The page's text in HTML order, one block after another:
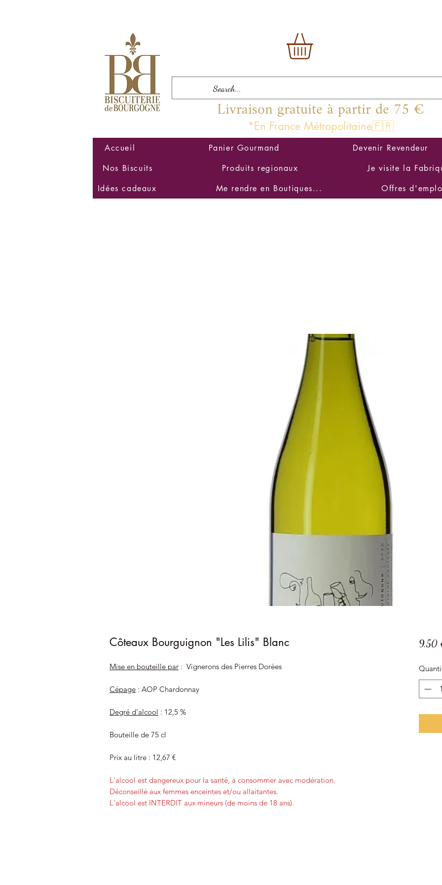
Livraison gratuite à partir de 75 €
*En France Métropolitaine🇫🇷
Accueil Panier Gourmand Devenir Revendeur
Nos Biscuits
Produits regionaux Je visite la
Idées cadeaux
Me rendre en Boutiques... Offres
Côteaux Bourguignon "Les Lilis" Blanc
Mise en bouteille par : Vignerons des Pierres Dorées
Cépage : AOP Chardonnay
Degré d'alcool : 12,5 %
Bouteille de 75 cl
Prix au litre : 12,67 €
L'alcool est dangereux pour la santé, à consommer avec modération.
Déconseillé aux femmes enceintes et/ou allaitantes.
L'alcool est INTERDIT aux mineurs (de moins de 18 ans).
9,50